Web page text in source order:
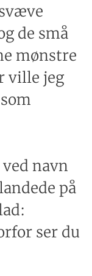
de små
mønstre
ville jeg
navn
på
ser du